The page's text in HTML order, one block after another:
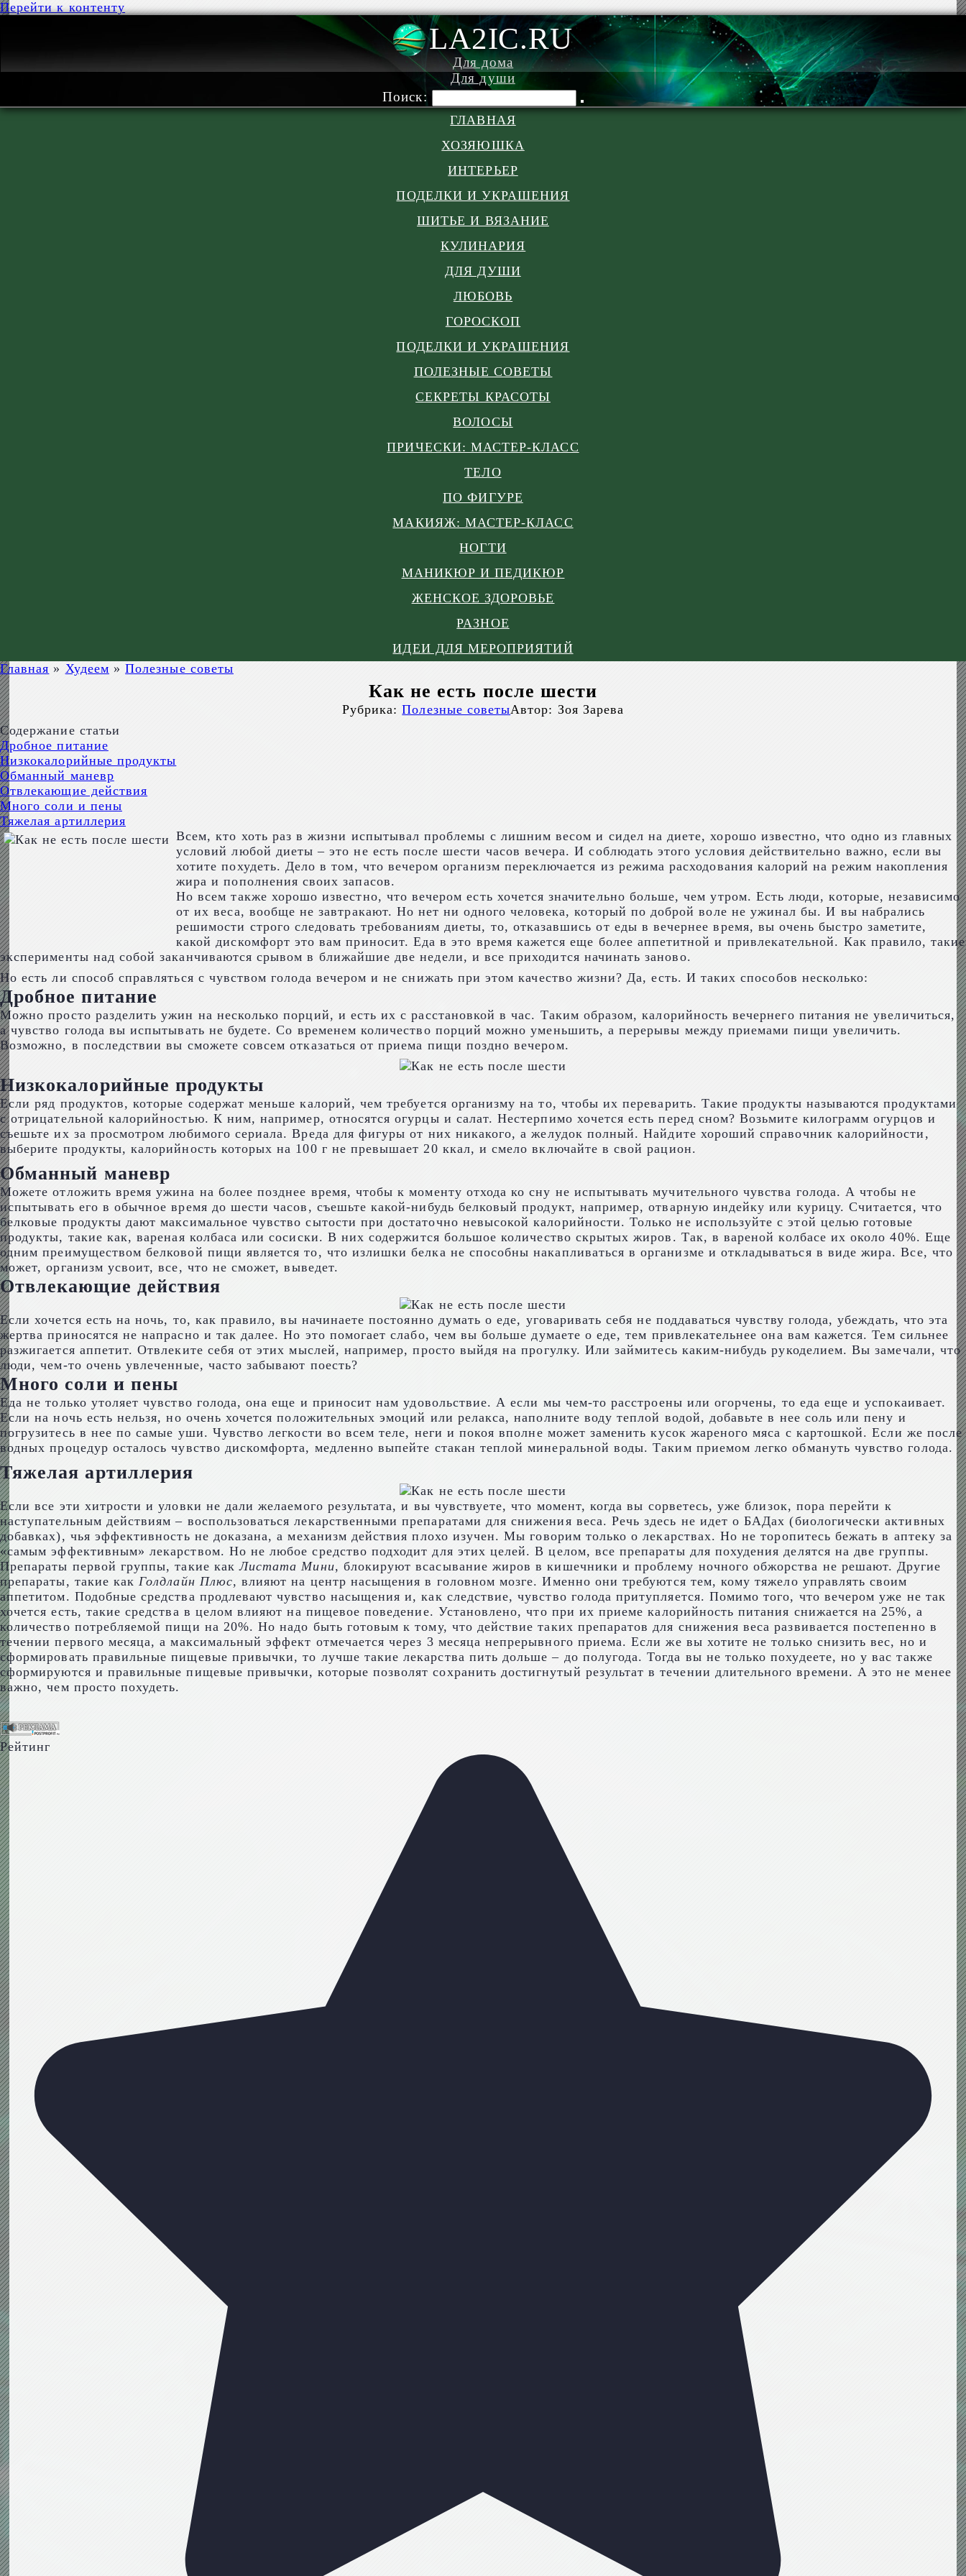
Перейти к контенту
LA2IC.RU
Для дома
Для души
Поиск:
ГЛАВНАЯ
ХОЗЯЮШКА
ИНТЕРЬЕР
ПОДЕЛКИ И УКРАШЕНИЯ
ШИТЬЕ И ВЯЗАНИЕ
КУЛИНАРИЯ
ДЛЯ ДУШИ
ЛЮБОВЬ
ГОРОСКОП
ПОДЕЛКИ И УКРАШЕНИЯ
ПОЛЕЗНЫЕ СОВЕТЫ
СЕКРЕТЫ КРАСОТЫ
ВОЛОСЫ
ПРИЧЕСКИ: МАСТЕР-КЛАСС
ТЕЛО
ПО ФИГУРЕ
МАКИЯЖ: МАСТЕР-КЛАСС
НОГТИ
МАНИКЮР И ПЕДИКЮР
ЖЕНСКОЕ ЗДОРОВЬЕ
РАЗНОЕ
ИДЕИ ДЛЯ МЕРОПРИЯТИЙ
Главная » Худеем » Полезные советы
Как не есть после шести
Рубрика: Полезные советыАвтор: Зоя Зарева
Содержание статьи
Дробное питание
Низкокалорийные продукты
Обманный маневр
Отвлекающие действия
Много соли и пены
Тяжелая артиллерия
Всем, кто хоть раз в жизни испытывал проблемы с лишним весом и сидел на диете, хорошо известно, что одно из главных
условий любой диеты – это не есть после шести часов вечера. И соблюдать этого условия действительно важно, если вы
хотите похудеть. Дело в том, что вечером организм переключается из режима расходования калорий на режим накопления
жира и пополнения своих запасов.
Но всем также хорошо известно, что вечером есть хочется значительно больше, чем утром. Есть люди, которые, независимо
от их веса, вообще не завтракают. Но нет ни одного человека, который по доброй воле не ужинал бы. И вы набрались
решимости строго следовать требованиям диеты, то, отказавшись от еды в вечернее время, вы очень быстро заметите,
какой дискомфорт это вам приносит. Еда в это время кажется еще более аппетитной и привлекательной. Как правило, такие
эксперименты над собой заканчиваются срывом в ближайшие две недели, и все приходится начинать заново.
Но есть ли способ справляться с чувством голода вечером и не снижать при этом качество жизни? Да, есть. И таких способов несколько:
Дробное питание
Можно просто разделить ужин на несколько порций, и есть их с расстановкой в час. Таким образом, калорийность вечернего питания не увеличиться,
а чувство голода вы испытывать не будете. Со временем количество порций можно уменьшить, а перерывы между приемами пищи увеличить.
Возможно, в последствии вы сможете совсем отказаться от приема пищи поздно вечером.
Низкокалорийные продукты
Если ряд продуктов, которые содержат меньше калорий, чем требуется организму на то, чтобы их переварить. Такие продукты называются продуктами
с отрицательной калорийностью. К ним, например, относятся огурцы и салат. Нестерпимо хочется есть перед сном? Возьмите килограмм огурцов и
съешьте их за просмотром любимого сериала. Вреда для фигуры от них никакого, а желудок полный. Найдите хороший справочник калорийности,
выберите продукты, калорийность которых на 100 г не превышает 20 ккал, и смело включайте в свой рацион.
Обманный маневр
Можете отложить время ужина на более позднее время, чтобы к моменту отхода ко сну не испытывать мучительного чувства голода. А чтобы не
испытывать его в обычное время до шести часов, съешьте какой-нибудь белковый продукт, например, отварную индейку или курицу. Считается, что
белковые продукты дают максимальное чувство сытости при достаточно невысокой калорийности. Только не используйте с этой целью готовые
продукты, такие как, вареная колбаса или сосиски. В них содержится большое количество скрытых жиров. Так, в вареной колбасе их около 40%. Еще
одним преимуществом белковой пищи является то, что излишки белка не способны накапливаться в организме и откладываться в виде жира. Все, что
может, организм усвоит, все, что не сможет, выведет.
Отвлекающие действия
Если хочется есть на ночь, то, как правило, вы начинаете постоянно думать о еде, уговаривать себя не поддаваться чувству голода, убеждать, что эта
жертва приносятся не напрасно и так далее. Но это помогает слабо, чем вы больше думаете о еде, тем привлекательнее она вам кажется. Тем сильнее
разжигается аппетит. Отвлеките себя от этих мыслей, например, просто выйдя на прогулку. Или займитесь каким-нибудь рукоделием. Вы замечали, что
люди, чем-то очень увлеченные, часто забывают поесть?
Много соли и пены
Еда не только утоляет чувство голода, она еще и приносит нам удовольствие. А если мы чем-то расстроены или огорчены, то еда еще и успокаивает.
Если на ночь есть нельзя, но очень хочется положительных эмоций или релакса, наполните воду теплой водой, добавьте в нее соль или пену и
погрузитесь в нее по самые уши. Чувство легкости во всем теле, неги и покоя вполне может заменить кусок жареного мяса с картошкой. Если же после
водных процедур осталось чувство дискомфорта, медленно выпейте стакан теплой минеральной воды. Таким приемом легко обмануть чувство голода.
Тяжелая артиллерия
Если все эти хитрости и уловки не дали желаемого результата, и вы чувствуете, что момент, когда вы сорветесь, уже близок, пора перейти к
наступательным действиям – воспользоваться лекарственными препаратами для снижения веса. Речь здесь не идет о БАДах (биологически активных
добавках), чья эффективность не доказана, а механизм действия плохо изучен. Мы говорим только о лекарствах. Но не торопитесь бежать в аптеку за
«самым эффективным» лекарством. Но не любое средство подходит для этих целей. В целом, все препараты для похудения делятся на две группы.
Препараты первой группы, такие какЛистата Мини, блокируют всасывание жиров в кишечники и проблему ночного обжорства не решают. Другие
препараты, такие какГолдлайн Плюс, влияют на центр насыщения в головном мозге. Именно они требуются тем, кому тяжело управлять своим
аппетитом. Подобные средства продлевают чувство насыщения и, как следствие, чувство голода притупляется. Помимо того, что вечером уже не так
хочется есть, такие средства в целом влияют на пищевое поведение. Установлено, что при их приеме калорийность питания снижается на 25%, а
количество потребляемой пищи на 20%. Но надо быть готовым к тому, что действие таких препаратов для снижения веса развивается постепенно в
течении первого месяца, а максимальный эффект отмечается через 3 месяца непрерывного приема. Если же вы хотите не только снизить вес, но и
сформировать правильные пищевые привычки, то лучше такие лекарства пить дольше – до полугода. Тогда вы не только похудеете, но у вас также
сформируются и правильные пищевые привычки, которые позволят сохранить достигнутый результат в течении длительного времени. А это не менее
важно, чем просто похудеть.
Рейтинг